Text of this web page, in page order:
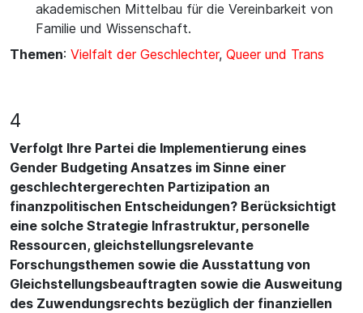
akademischen Mittelbau für die Vereinbarkeit von
Familie und Wissenschaft.
Themen: Vielfalt der Geschlechter, Queer und Trans
4
Verfolgt Ihre Partei die Implementierung eines
Gender Budgeting Ansatzes im Sinne einer
geschlechtergerechten Partizipation an
finanzpolitischen Entscheidungen? Berücksichtigt
eine solche Strategie Infrastruktur, personelle
Ressourcen, gleichstellungsrelevante
Forschungsthemen sowie die Ausstattung von
Gleichstellungsbeauftragten sowie die Ausweitung
des Zuwendungsrechts bezüglich der finanziellen